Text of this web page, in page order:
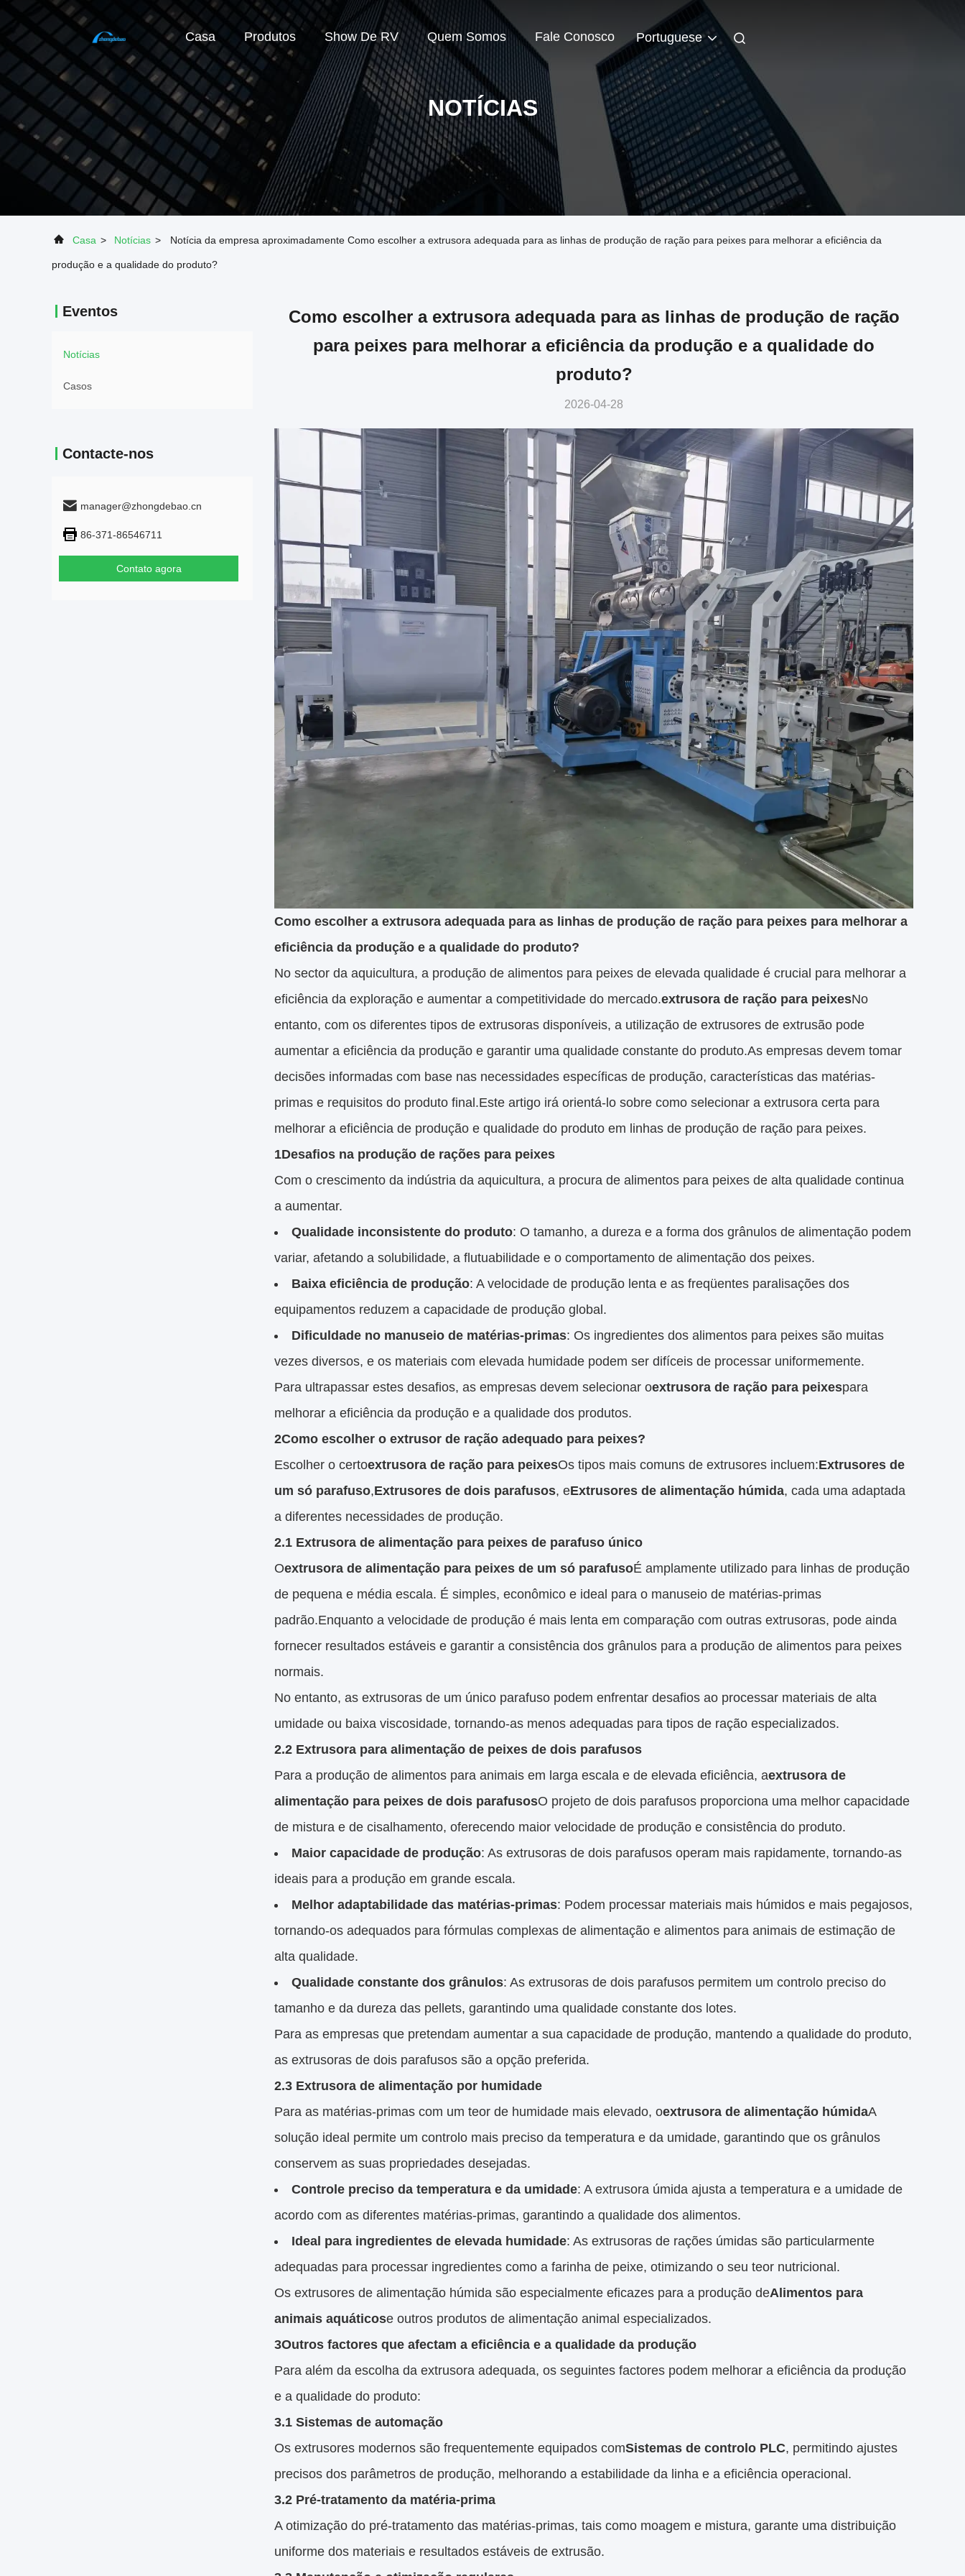
Casa Produtos Show De RV Quem Somos Fale Conosco Portuguese
NOTÍCIAS
Casa > Notícias > Notícia da empresa aproximadamente Como escolher a extrusora adequada para as linhas de produção de ração para peixes para melhorar a eficiência da
produção e a qualidade do produto?
Eventos
Notícias
Casos
Contacte-nos
manager@zhongdebao.cn
86-371-86546711
Contato agora
Como escolher a extrusora adequada para as linhas de produção de ração
para peixes para melhorar a eficiência da produção e a qualidade do
produto?
2026-04-28
Como escolher a extrusora adequada para as linhas de produção de ração para peixes para melhorar a
eficiência da produção e a qualidade do produto?
No sector da aquicultura, a produção de alimentos para peixes de elevada qualidade é crucial para melhorar a
eficiência da exploração e aumentar a competitividade do mercado.extrusora de ração para peixesNo
entanto, com os diferentes tipos de extrusoras disponíveis, a utilização de extrusores de extrusão pode
aumentar a eficiência da produção e garantir uma qualidade constante do produto.As empresas devem tomar
decisões informadas com base nas necessidades específicas de produção, características das matérias-
primas e requisitos do produto final.Este artigo irá orientá-lo sobre como selecionar a extrusora certa para
melhorar a eficiência de produção e qualidade do produto em linhas de produção de ração para peixes.
1Desafios na produção de rações para peixes
Com o crescimento da indústria da aquicultura, a procura de alimentos para peixes de alta qualidade continua
a aumentar.
Qualidade inconsistente do produto: O tamanho, a dureza e a forma dos grânulos de alimentação podem
variar, afetando a solubilidade, a flutuabilidade e o comportamento de alimentação dos peixes.
Baixa eficiência de produção: A velocidade de produção lenta e as freqüentes paralisações dos
equipamentos reduzem a capacidade de produção global.
Dificuldade no manuseio de matérias-primas: Os ingredientes dos alimentos para peixes são muitas
vezes diversos, e os materiais com elevada humidade podem ser difíceis de processar uniformemente.
Para ultrapassar estes desafios, as empresas devem selecionar oextrusora de ração para peixespara
melhorar a eficiência da produção e a qualidade dos produtos.
2Como escolher o extrusor de ração adequado para peixes?
Escolher o certoextrusora de ração para peixesOs tipos mais comuns de extrusores incluem:Extrusores de
um só parafuso,Extrusores de dois parafusos, eExtrusores de alimentação húmida, cada uma adaptada
a diferentes necessidades de produção.
2.1 Extrusora de alimentação para peixes de parafuso único
Oextrusora de alimentação para peixes de um só parafusoÉ amplamente utilizado para linhas de produção
de pequena e média escala. É simples, econômico e ideal para o manuseio de matérias-primas
padrão.Enquanto a velocidade de produção é mais lenta em comparação com outras extrusoras, pode ainda
fornecer resultados estáveis e garantir a consistência dos grânulos para a produção de alimentos para peixes
normais.
No entanto, as extrusoras de um único parafuso podem enfrentar desafios ao processar materiais de alta
umidade ou baixa viscosidade, tornando-as menos adequadas para tipos de ração especializados.
2.2 Extrusora para alimentação de peixes de dois parafusos
Para a produção de alimentos para animais em larga escala e de elevada eficiência, aextrusora de
alimentação para peixes de dois parafusosO projeto de dois parafusos proporciona uma melhor capacidade
de mistura e de cisalhamento, oferecendo maior velocidade de produção e consistência do produto.
Maior capacidade de produção: As extrusoras de dois parafusos operam mais rapidamente, tornando-as
ideais para a produção em grande escala.
Melhor adaptabilidade das matérias-primas: Podem processar materiais mais húmidos e mais pegajosos,
tornando-os adequados para fórmulas complexas de alimentação e alimentos para animais de estimação de
alta qualidade.
Qualidade constante dos grânulos: As extrusoras de dois parafusos permitem um controlo preciso do
tamanho e da dureza das pellets, garantindo uma qualidade constante dos lotes.
Para as empresas que pretendam aumentar a sua capacidade de produção, mantendo a qualidade do produto,
as extrusoras de dois parafusos são a opção preferida.
2.3 Extrusora de alimentação por humidade
Para as matérias-primas com um teor de humidade mais elevado, oextrusora de alimentação húmidaA
solução ideal permite um controlo mais preciso da temperatura e da umidade, garantindo que os grânulos
conservem as suas propriedades desejadas.
Controle preciso da temperatura e da umidade: A extrusora úmida ajusta a temperatura e a umidade de
acordo com as diferentes matérias-primas, garantindo a qualidade dos alimentos.
Ideal para ingredientes de elevada humidade: As extrusoras de rações úmidas são particularmente
adequadas para processar ingredientes como a farinha de peixe, otimizando o seu teor nutricional.
Os extrusores de alimentação húmida são especialmente eficazes para a produção deAlimentos para
animais aquáticose outros produtos de alimentação animal especializados.
3Outros factores que afectam a eficiência e a qualidade da produção
Para além da escolha da extrusora adequada, os seguintes factores podem melhorar a eficiência da produção
e a qualidade do produto:
3.1 Sistemas de automação
Os extrusores modernos são frequentemente equipados comSistemas de controlo PLC, permitindo ajustes
precisos dos parâmetros de produção, melhorando a estabilidade da linha e a eficiência operacional.
3.2 Pré-tratamento da matéria-prima
A otimização do pré-tratamento das matérias-primas, tais como moagem e mistura, garante uma distribuição
uniforme dos materiais e resultados estáveis de extrusão.